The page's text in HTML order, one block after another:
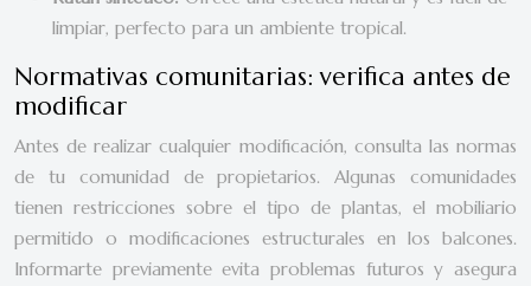
limpiar, perfecto para un ambiente tropical.
Normativas comunitarias: verifica antes de
modificar
Antes de realizar cualquier modificación, consulta las normas
de tu comunidad de propietarios. Algunas comunidades
tienen restricciones sobre el tipo de plantas, el mobiliario
permitido o modificaciones estructurales en los balcones.
Informarte previamente evita problemas futuros y asegura